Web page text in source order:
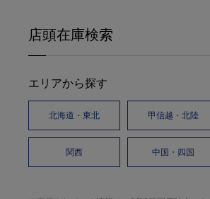
店頭在庫検索
エリアから探す
北海道・東北 甲信越・北陸
関西 中国・四国